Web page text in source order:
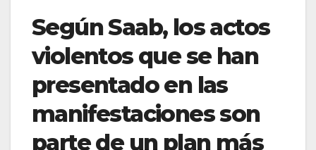
Según Saab, los actos
violentos que se han
presentado en las
manifestaciones son
parte de un plan más